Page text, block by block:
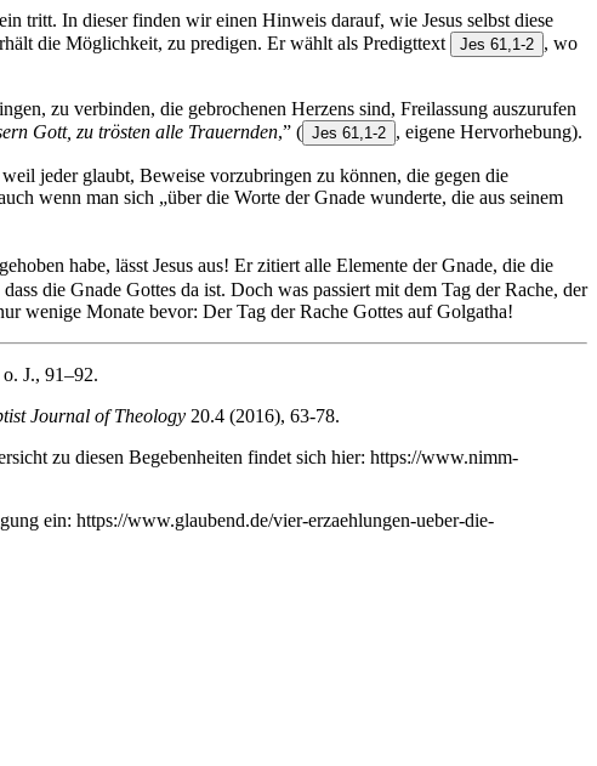
tritt. In dieser finden wir einen Hinweis darauf, wie Jesus selbst diese
die Möglichkeit, zu predigen. Er wählt als Predigttext Jes 61,1-2 , wo
zu verbinden, die gebrochenen Herzens sind, Freilassung auszurufen
Gott, zu trösten alle Trauernden,” ( Jes 61,1-2 , eigene Hervorhebung).
jeder glaubt, Beweise vorzubringen zu können, die gegen die
wenn man sich „über die Worte der Gnade wunderte, die aus seinem
habe, lässt Jesus aus! Er zitiert alle Elemente der Gnade, die die
die Gnade Gottes da ist. Doch was passiert mit dem Tag der Rache, der
wenige Monate bevor: Der Tag der Rache Gottes auf Golgatha!
J., 91–92.
Journal of Theology 20.4 (2016), 63-78.
zu diesen Begebenheiten findet sich hier: https://www.nimm-
ein: https://www.glaubend.de/vier-erzaehlungen-ueber-die-